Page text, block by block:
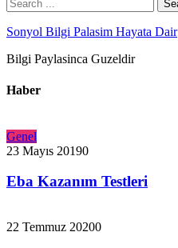
for:
Sonyol Bilgi Palasim Hayata Dair
Bilgi Paylasinca Guzeldir
Haber
Genel
23 Mayıs 20190
Eba Kazanım Testleri
22 Temmuz 20200